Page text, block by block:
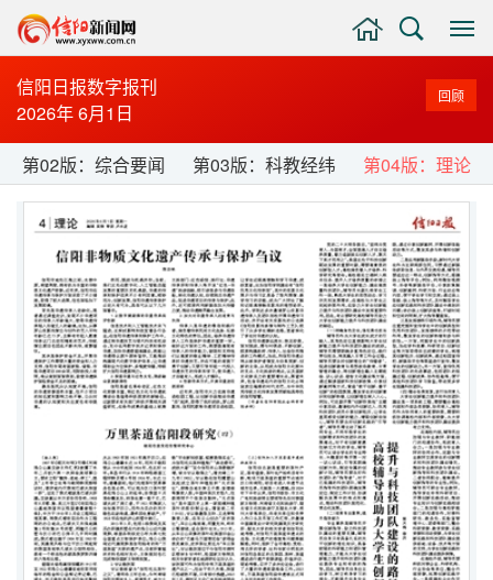
显
示
与
隐
侧
边
栏
搜
索
主
页
信阳日报数字报刊
2026年 6月1日
回顾
第02版：综合要闻 第03版：科教经纬 第04版：理论